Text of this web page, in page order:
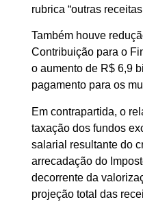
rubrica “outras
Também houve
Contribuição para o
o aumento de R$ 6,9
pagamento para os
Em contrapartida, o
taxação dos fundos
salarial resultante do
arrecadação do
decorrente da
projeção total das